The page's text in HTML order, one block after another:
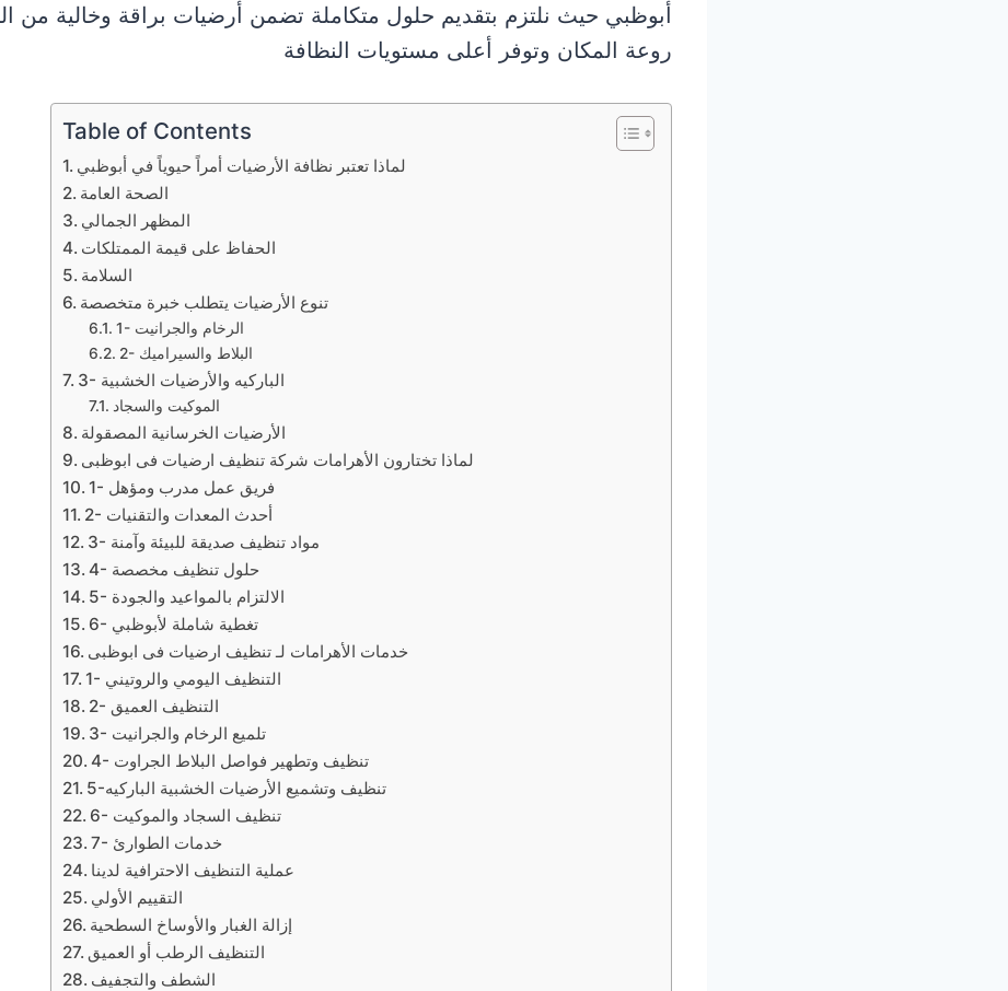
أبوظبي حيث نلتزم بتقديم حلول متكاملة تضمن أرضيات براقة وخالية من
روعة المكان وتوفر أعلى مستويات النظافة
Table of Contents
لماذا تعتبر نظافة الأرضيات أمراً حيوياً في أبوظبي
الصحة العامة
المظهر الجمالي
الحفاظ على قيمة الممتلكات
السلامة
تنوع الأرضيات يتطلب خبرة متخصصة
1- الرخام والجرانيت
2- البلاط والسيراميك
3- الباركيه والأرضيات الخشبية
الموكيت والسجاد
الأرضيات الخرسانية المصقولة
لماذا تختارون الأهرامات شركة تنظيف ارضيات فى ابوظبى
1- فريق عمل مدرب ومؤهل
2- أحدث المعدات والتقنيات
3- مواد تنظيف صديقة للبيئة وآمنة
4- حلول تنظيف مخصصة
5- الالتزام بالمواعيد والجودة
6- تغطية شاملة لأبوظبي
خدمات الأهرامات لـ تنظيف ارضيات فى ابوظبى
1- التنظيف اليومي والروتيني
2- التنظيف العميق
3- تلميع الرخام والجرانيت
4- تنظيف وتطهير فواصل البلاط الجراوت
5-تنظيف وتشميع الأرضيات الخشبية الباركيه
6- تنظيف السجاد والموكيت
عملية التنظيف الاحترافية لدينا
التقييم الأولي
إزالة الغبار والأوساخ السطحية
الشطف والتجفيف